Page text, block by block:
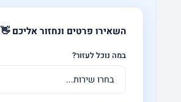
השאירו פרטים ונחזור אליכם 👋
במה נוכל לעזור?